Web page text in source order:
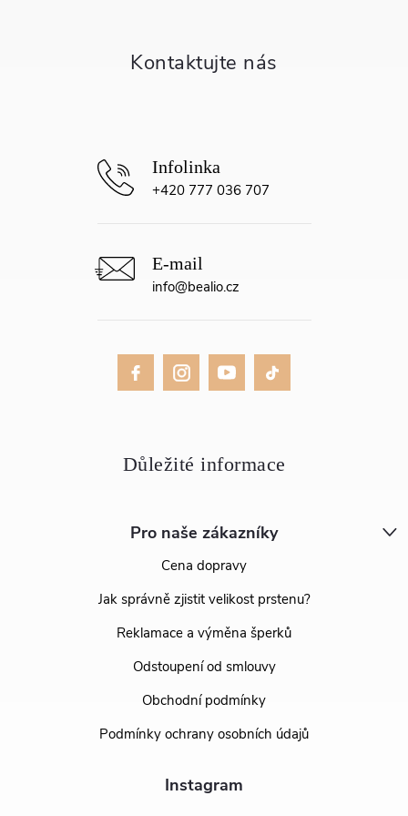
Pro naše zákazníky
Cena dopravy
Jak správně zjistit velikost prstenu?
Reklamace a výměna šperků
Odstoupení od smlouvy
Obchodní podmínky
Podmínky ochrany osobních údajů
Instagram
info@bealio.cz
+420 777 036 707